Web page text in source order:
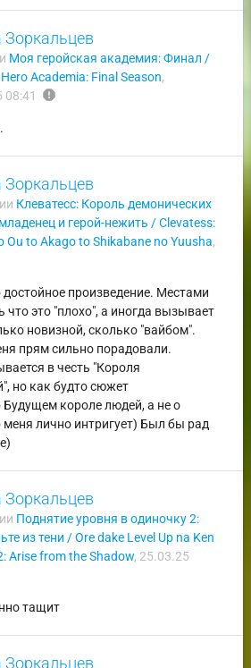
Моя геройская академия: Финал /
Academia: Final Season,
08:41
report
Клеватесс: Король демонических
и герой-нежить / Clevatess:
Ou to Akago to Shikabane no Yuusha,
достойное произведение. Местами
что это "плохо", а иногда вызывает
новизной, сколько "вайбом".
прям сильно порадовали.
в честь "Короля
но как будто сюжет
короле людей, а не о
лично интригует) Был бы рад
Поднятие уровня в одиночку 2:
из тени / Ore dake Level Up na Ken
Arise from the Shadow, 25.03.25
тащит